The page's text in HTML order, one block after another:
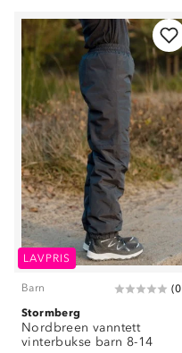
LAVPRIS
Barn (0
Stormberg
Nordbreen vanntett
vinterbukse barn 8-14